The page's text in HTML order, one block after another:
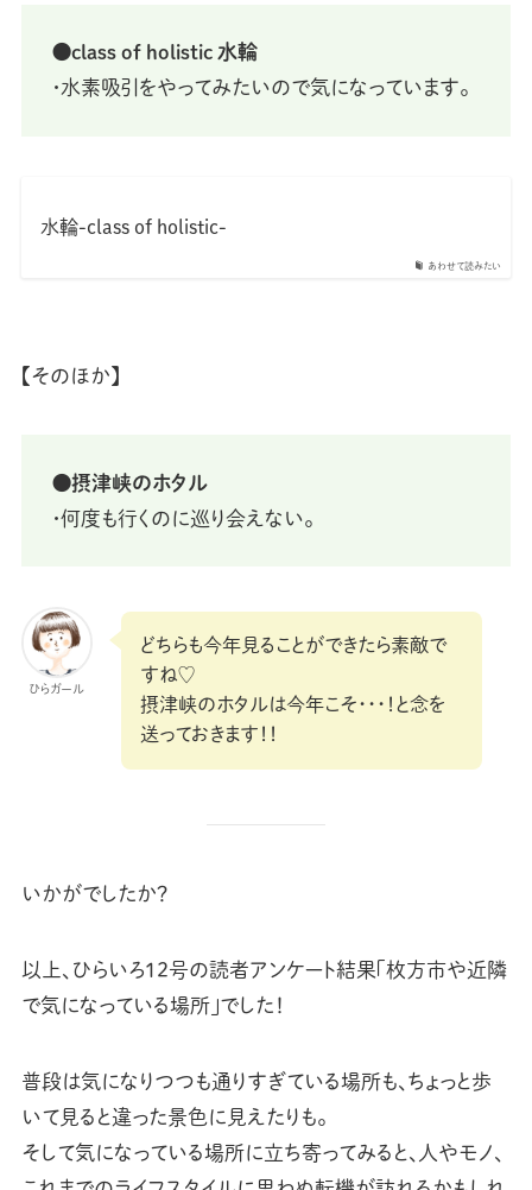
⚫class of holistic 水輪
・水素吸引をやってみたいので気になっています。
あわせて読みたい
水輪-class of holistic-
【そのほか】
⚫摂津峡のホタル
・何度も行くのに巡り会えない。
ひらガール
どちらも今年見ることができたら素敵で
すね♡
摂津峡のホタルは今年こそ・・・！と念を
送っておきます！！
いかがでしたか？
以上、ひらいろ12号の読者アンケート結果「枚方市や近隣
で気になっている場所」でした！
普段は気になりつつも通りすぎている場所も、ちょっと歩
いて見ると違った景色に見えたりも。
そして気になっている場所に立ち寄ってみると、人やモノ、